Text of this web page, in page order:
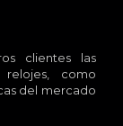
clientes las
como
del mercado